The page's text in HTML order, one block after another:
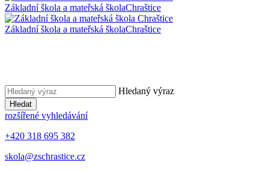
Základní škola a mateřská školaChraštice
Základní škola a mateřská školaChraštice
Hledaný výraz
Hledat
rozšířené vyhledávání
+420 318 695 382
skola@zschrastice.cz